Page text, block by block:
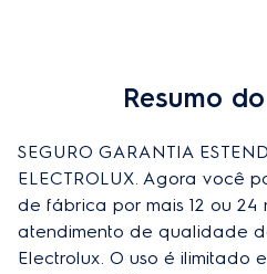
Resumo
SEGURO GARANTIA
ELECTROLUX. Agora você
de fábrica por mais 12 ou 24
atendimento de qualidade
Electrolux. O uso é ilimitado